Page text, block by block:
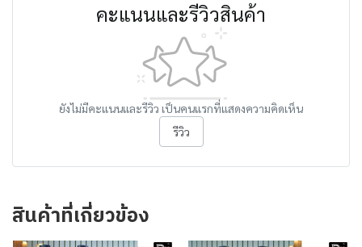
คะแนนและรีวิวสินค้า
ยังไม่มีคะแนนและรีวิว เป็นคนแรกที่แสดงความคิดเห็น
รีวิว
สินค้าที่เกี่ยวข้อง